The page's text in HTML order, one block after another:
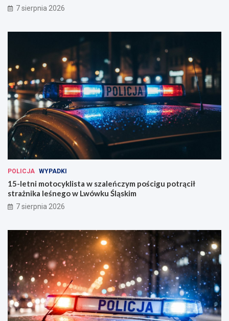
7 sierpnia 2026
POLICJA WYPADKI
15-letni motocyklista w szaleńczym pościgu potrącił
strażnika leśnego w Lwówku Śląskim
7 sierpnia 2026